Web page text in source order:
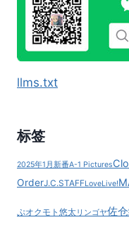
llms.txt
标签
2025年1月新番A-1 Pictures
OrderJ.C.STAFFLoveLive!
ぷオクモト悠太リンゴヤ佐